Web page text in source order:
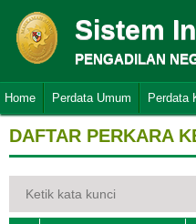
Sistem
PENGADILAN
Home Perdata Umum Perdata
DAFTAR PERKARA